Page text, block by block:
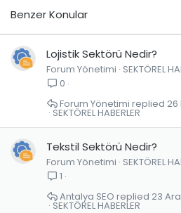
Benzer Konular
Lojistik Sektörü Nedir?
Forum Yönetimi SEKTÖREL
0
SEKTÖREL HABERLER
26
Forum Yönetimi
Tekstil Sektörü Nedir?
Forum Yönetimi SEKTÖREL
1
SEKTÖREL HABERLER
23
Antalya SEO